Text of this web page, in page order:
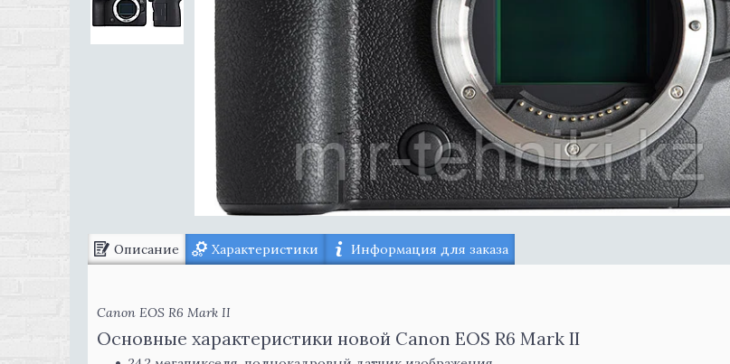
Описание Характеристики Информация для заказа
Canon EOS R6 Mark II
Основные характеристики новой Canon EOS R6 Mark II